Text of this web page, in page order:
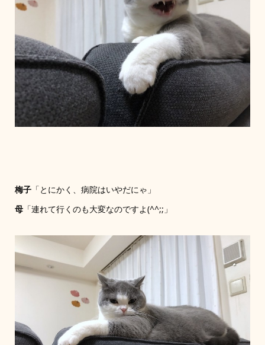
梅子「とにかく、病院はいやだにゃ」
母「連れて行くのも大変なのですよ(^^;;」